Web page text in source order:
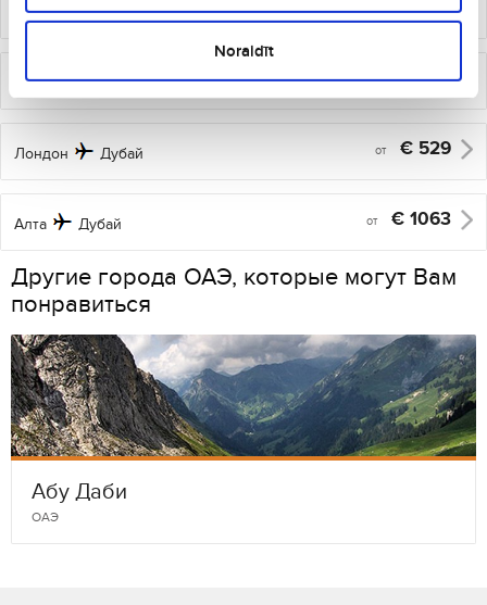
Noraidīt
Амстердам Дубай от € 358
Варшава Дубай от € 430
Лондон Дубай от € 529
Алта Дубай от € 1063
Другие города ОАЭ, которые могут Вам
понравиться
Абу Даби
ОАЭ